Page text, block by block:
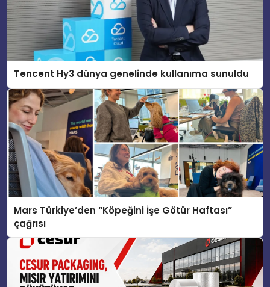
Tencent Hy3 dünya genelinde kullanıma sunuldu
Mars Türkiye’den “Köpeğini İşe Götür Haftası”
çağrısı